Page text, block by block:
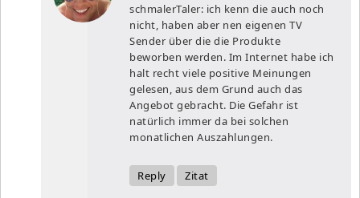
schmalerTaler: ich kenn die auch noch
nicht, haben aber nen eigenen TV
Sender über die die Produkte
beworben werden. Im Internet habe ich
halt recht viele positive Meinungen
gelesen, aus dem Grund auch das
Angebot gebracht. Die Gefahr ist
natürlich immer da bei solchen
monatlichen Auszahlungen.
Reply Zitat